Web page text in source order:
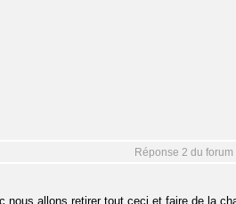
Réponse 2 du
nous allons retirer tout ceci et faire de la